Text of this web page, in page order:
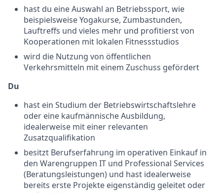
hast du eine Auswahl an Betriebssport, wie
beispielsweise Yogakurse, Zumbastunden,
Lauftreffs und vieles mehr und profitierst von
Kooperationen mit lokalen Fitnessstudios
wird die Nutzung von öffentlichen
Verkehrsmitteln mit einem Zuschuss gefördert
Du
hast ein Studium der Betriebswirtschaftslehre
oder eine kaufmännische Ausbildung,
idealerweise mit einer relevanten
Zusatzqualifikation
besitzt Berufserfahrung im operativen Einkauf in
den Warengruppen IT und Professional Services
(Beratungsleistungen) und hast idealerweise
bereits erste Projekte eigenständig geleitet oder